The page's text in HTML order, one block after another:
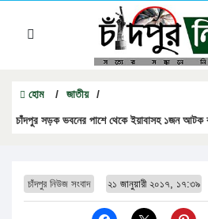
হোম / জাতীয় /
চাঁদপুর সড়ক ভবনের পাশে থেকে ইয়াবাসহ ১জন আটক
চাঁদপুর নিউজ সংবাদ ২১ জানুয়ারী ২০১৭, ১৭:৩৯